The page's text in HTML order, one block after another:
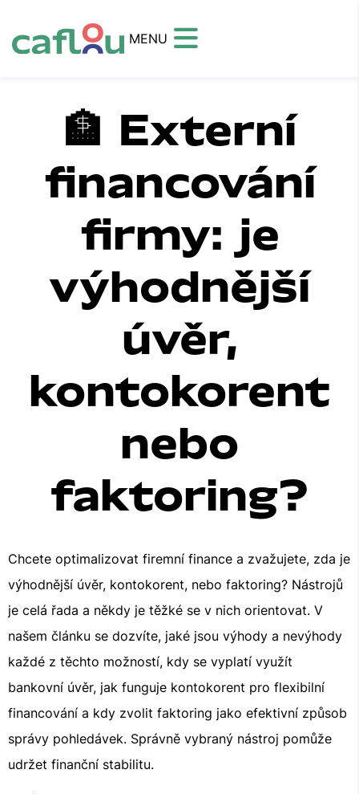
MENU
🏦 Externí
financování
firmy: je
výhodnější
úvěr,
kontokorent
nebo
faktoring?
Chcete optimalizovat firemní finance a zvažujete, zda je
výhodnější úvěr, kontokorent, nebo faktoring? Nástrojů
je celá řada a někdy je těžké se v nich orientovat. V
našem článku se dozvíte, jaké jsou výhody a nevýhody
každé z těchto možností, kdy se vyplatí využít
bankovní úvěr, jak funguje kontokorent pro flexibilní
financování a kdy zvolit faktoring jako efektivní způsob
správy pohledávek. Správně vybraný nástroj pomůže
udržet finanční stabilitu.